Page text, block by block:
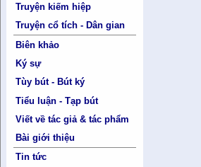
Truyện kiếm hiệp
Truyện cổ tích - Dân gian
Biên khảo
Ký sự
Tùy bút - Bút ký
Tiểu luận - Tạp bút
Viết về tác giả & tác phẩm
Bài giới thiệu
Tin tức